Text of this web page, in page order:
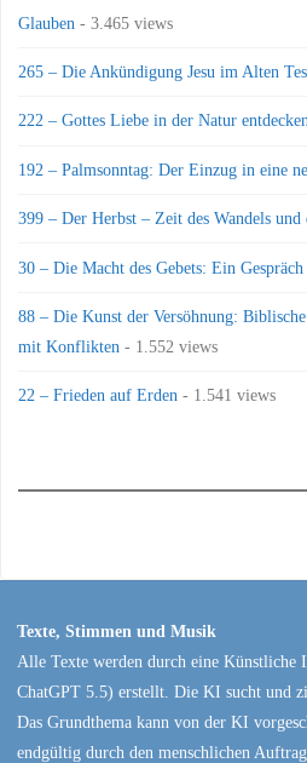
Glauben - 3.465 views
265 – Die Ankündigung Jesu im Alten
222 – Gottes Liebe in der Natur
192 – Palmsonntag: Der Einzug in eine
399 – Der Herbst – Zeit des Wandels und
30 – Die Macht des Gebets: Ein
88 – Die Kunst der Versöhnung:
mit Konflikten - 1.552 views
22 – Frieden auf Erden - 1.541 views
Texte, Stimmen und Musik
Alle Texte werden durch eine Künstliche
ChatGPT 5.5) erstellt. Die KI sucht und
Das Grundthema kann von der KI
endgültig durch den menschlichen